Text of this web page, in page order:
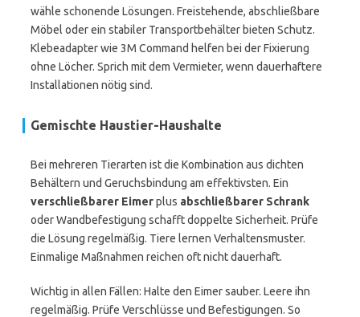
wähle schonende Lösungen. Freistehende, abschließbare
Möbel oder ein stabiler Transportbehälter bieten Schutz.
Klebeadapter wie 3M Command helfen bei der Fixierung
ohne Löcher. Sprich mit dem Vermieter, wenn dauerhaftere
Installationen nötig sind.
Gemischte Haustier-Haushalte
Bei mehreren Tierarten ist die Kombination aus dichten
Behältern und Geruchsbindung am effektivsten. Ein
verschließbarer Eimerplus abschließbarer Schrank
oder Wandbefestigung schafft doppelte Sicherheit. Prüfe
die Lösung regelmäßig. Tiere lernen Verhaltensmuster.
Einmalige Maßnahmen reichen oft nicht dauerhaft.
Wichtig in allen Fällen: Halte den Eimer sauber. Leere ihn
regelmäßig. Prüfe Verschlüsse und Befestigungen. So